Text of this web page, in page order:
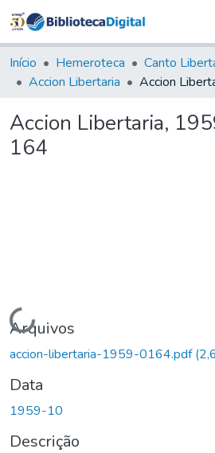
&
Coleções
Tudo na
Digital
Início Hemeroteca
Accion Libertaria
Accion Libertaria,
164
Carregando...
Arquivos
accion-libertaria-1959-0164.pdf
Data
1959-10
Descrição